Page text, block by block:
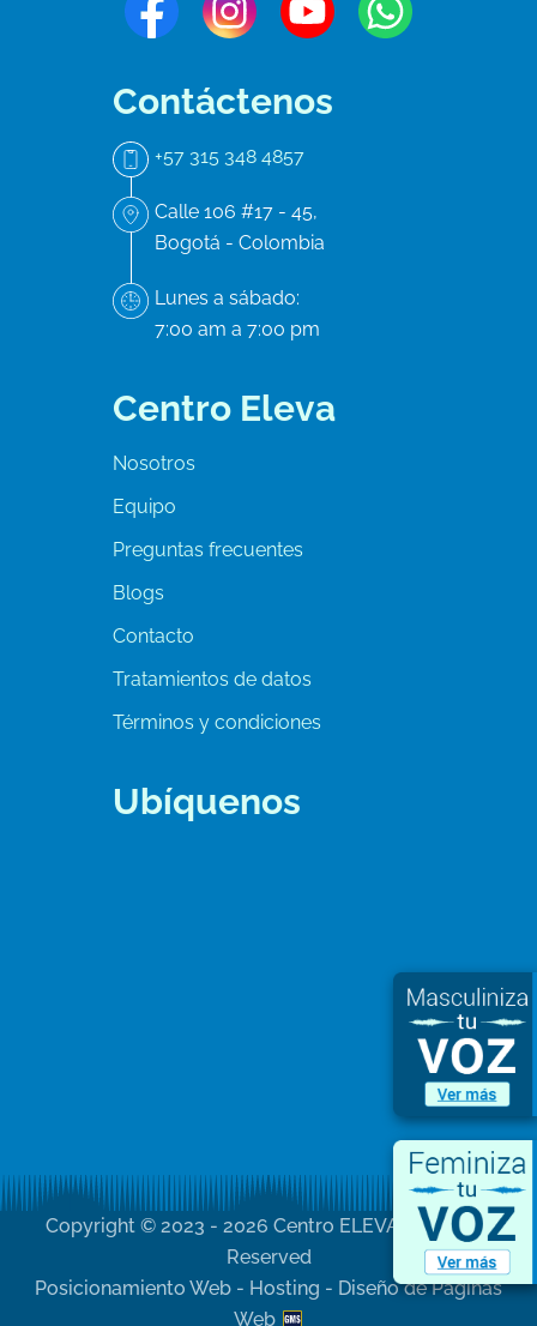
Contáctenos
+57 315 348 4857
Calle 106 #17 - 45,
Bogotá - Colombia
Lunes a sábado:
7:00 am a 7:00 pm
Centro Eleva
Nosotros
Equipo
Preguntas frecuentes
Blogs
Contacto
Tratamientos de datos
Términos y condiciones
Ubíquenos
Copyright © 2023 - 2026 Centro ELEVA All Rights
Reserved
Posicionamiento Web - Hosting - Diseño de Páginas
Web